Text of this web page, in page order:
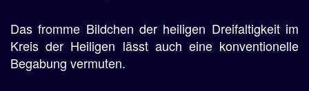
Das fromme Bildchen der heiligen Dreifaltigkeit im
Kreis der Heiligen lässt auch eine konventionelle
Begabung vermuten.